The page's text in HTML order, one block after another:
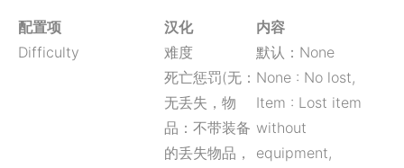
配置项 汉化
内容
Difficulty
难度 默认：None
死亡惩罚(无：
无丢失，物
品：不带装备
的丢失物品，
None : No lost,
Item : Lost item
without
equipment,